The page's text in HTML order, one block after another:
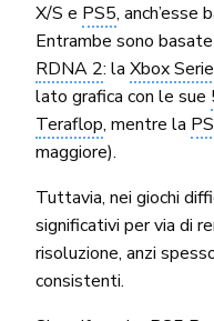
X/S e PS5,
Entrambe sono
RDNA 2: laXbox
lato grafica con le sue
Teraflop, mentre la
maggiore).
Tuttavia, nei giochi
significativi per via di
risoluzione, anzi
consistenti.